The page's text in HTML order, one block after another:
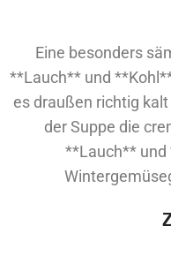
Eine besonders
**Lauch** und
es draußen richtig
der Suppe die
**Lauch** und